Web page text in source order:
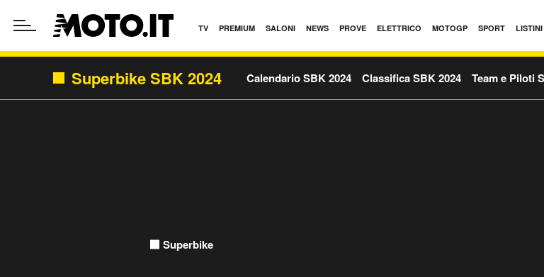
TV PREMIUM SALONI NEWS PROVE ELETTRICO MOTOGP SPORT LISTINI
Superbike SBK 2024 Calendario SBK 2024 Classifica SBK 2024 Team e Piloti
Superbike